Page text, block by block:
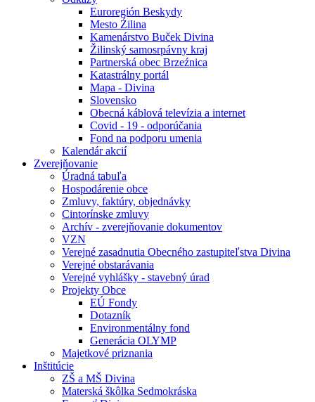
Euroregión Beskydy
Mesto Źilina
Kamenárstvo Buček Divina
Žilinský samosrpávny kraj
Partnerská obec Brzeźnica
Katastrálny portál
Mapa - Divina
Slovensko
Obecná káblová televízia a internet
Covid - 19 - odporúčania
Fond na podporu umenia
Kalendár akcií
Zverejňovanie
Úradná tabuľa
Hospodárenie obce
Zmluvy, faktúry, objednávky
Cintorínske zmluvy
Archív - zverejňovanie dokumentov
VZN
Verejné zasadnutia Obecného zastupiteľstva Divina
Verejné obstarávania
Verejné vyhlášky - stavebný úrad
Projekty Obce
EÚ Fondy
Dotazník
Environmentálny fond
Generácia OLYMP
Majetkové priznania
Inštitúcie
ZŠ a MŠ Divina
Materská škôlka Sedmokráska